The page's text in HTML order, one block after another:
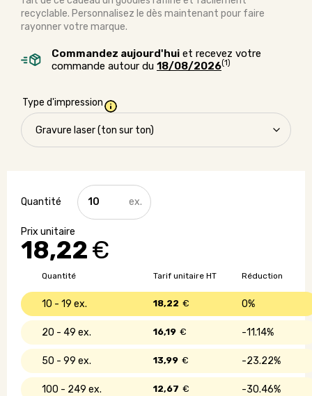
recyclable. Personnalisez le dès maintenant pour faire
rayonner votre marque.
Commandez aujourd'hui et recevez votre
commande autour du 18/08/2026(1)
Type d'impression
18,22€
quantité
de
Ensemble
et
porte-
Quantité Réduction
Tarif unitaire HT
10 - 19 0%
18,22 €
20 - 49 11.14%
16,19 €
50 - 99 23.22%
13,99 €
100 - 249 30.46%
12,67 €